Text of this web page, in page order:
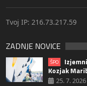
Tvoj IP: 216.73.217.59
ZADNJE NOVICE
ŠPO
Kozjak
25. 7. 2026